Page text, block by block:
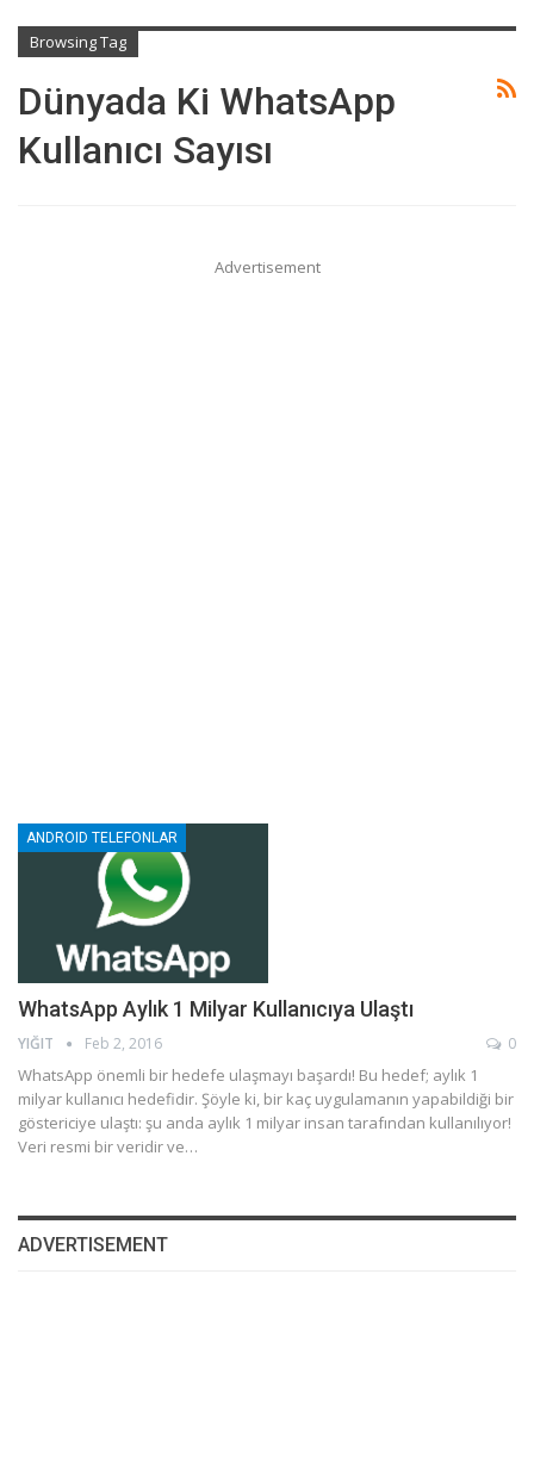
Browsing Tag
Dünyada Ki WhatsApp
Kullanıcı Sayısı
Advertisement
ANDROID TELEFONLAR
WhatsApp Aylık 1 Milyar Kullanıcıya Ulaştı
YIĞIT Feb 2, 2016 0
WhatsApp önemli bir hedefe ulaşmayı başardı! Bu hedef; aylık 1
milyar kullanıcı hedefidir. Şöyle ki, bir kaç uygulamanın yapabildiği bir
göstericiye ulaştı: şu anda aylık 1 milyar insan tarafından kullanılıyor!
Veri resmi bir veridir ve…
ADVERTISEMENT